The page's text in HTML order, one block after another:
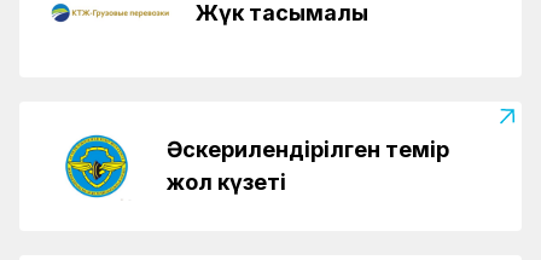
Жүк тасымалы
Әскерилендірілген темір
жол күзеті